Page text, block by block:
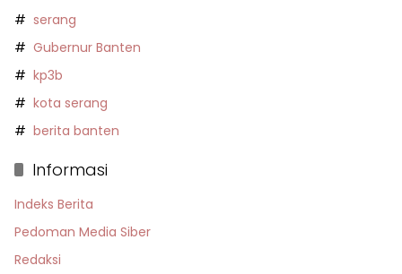
serang
Gubernur Banten
kp3b
kota serang
berita banten
Informasi
Indeks Berita
Pedoman Media Siber
Redaksi